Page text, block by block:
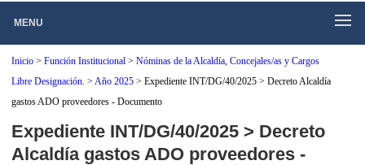
MENU
Inicio >Función Institucional >Nóminas de la Alcaldía, Concejales/as y Cargos
Libre Designación. > Año 2025 >Expediente INT/DG/40/2025 > Decreto Alcaldía
gastos ADO proveedores - Documento
Expediente INT/DG/40/2025 > Decreto
Alcaldía gastos ADO proveedores -